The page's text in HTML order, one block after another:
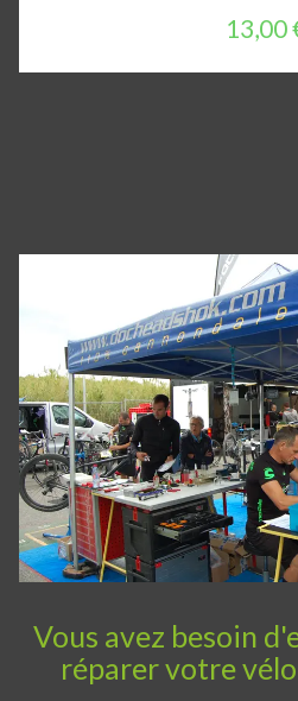
13,00
Vous avez besoin
réparer votre